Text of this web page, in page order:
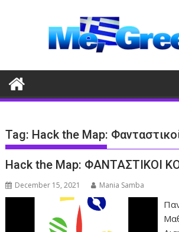
Tag: Hack the Map:
Hack the Map: ΦΑΝΤΑΣΤΙΚΟΙ
December 15, 2021 Mania Samba